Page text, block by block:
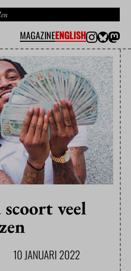
MAGAZINEENGLISH
veel
10 JANUARI 2022